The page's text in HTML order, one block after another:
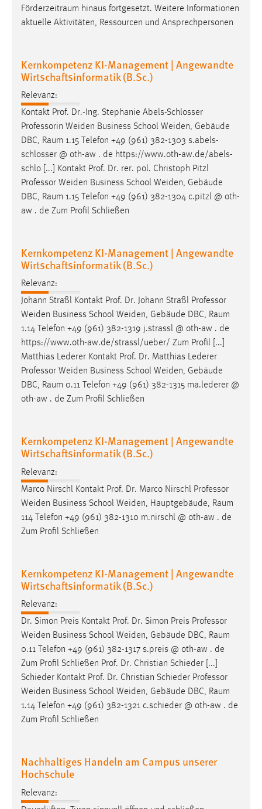
Förderzeitraum hinaus fortgesetzt. Weitere Informationen
aktuelle Aktivitäten, Ressourcen und Ansprechpersonen
Kernkompetenz KI-Management | Angewandte
Wirtschaftsinformatik (B.Sc.)
Relevanz:
Kontakt Prof. Dr.-Ing. Stephanie Abels-Schlosser
Professorin Weiden Business School Weiden, Gebäude
DBC, Raum 1.15 Telefon +49 (961) 382-1303 s.abels-
schlosser @ oth-aw . de https://www.oth-aw.de/abels-
schlo [...] Kontakt Prof. Dr. rer. pol. Christoph Pitzl
Professor Weiden Business School Weiden, Gebäude
DBC, Raum 1.15 Telefon +49 (961) 382-1304 c.pitzl @ oth-
aw . de Zum Profil Schließen
Kernkompetenz KI-Management | Angewandte
Wirtschaftsinformatik (B.Sc.)
Relevanz:
Johann Straßl Kontakt Prof. Dr. Johann Straßl Professor
Weiden Business School Weiden, Gebäude DBC, Raum
1.14 Telefon +49 (961) 382-1319 j.strassl @ oth-aw . de
https://www.oth-aw.de/strassl/ueber/ Zum Profil [...]
Matthias Lederer Kontakt Prof. Dr. Matthias Lederer
Professor Weiden Business School Weiden, Gebäude
DBC, Raum 0.11 Telefon +49 (961) 382-1315 ma.lederer @
oth-aw . de Zum Profil Schließen
Kernkompetenz KI-Management | Angewandte
Wirtschaftsinformatik (B.Sc.)
Relevanz:
Marco Nirschl Kontakt Prof. Dr. Marco Nirschl Professor
Weiden Business School Weiden, Hauptgebäude, Raum
114 Telefon +49 (961) 382-1310 m.nirschl @ oth-aw . de
Zum Profil Schließen
Kernkompetenz KI-Management | Angewandte
Wirtschaftsinformatik (B.Sc.)
Relevanz:
Dr. Simon Preis Kontakt Prof. Dr. Simon Preis Professor
Weiden Business School Weiden, Gebäude DBC, Raum
0.11 Telefon +49 (961) 382-1317 s.preis @ oth-aw . de
Zum Profil Schließen Prof. Dr. Christian Schieder [...]
Schieder Kontakt Prof. Dr. Christian Schieder Professor
Weiden Business School Weiden, Gebäude DBC, Raum
1.14 Telefon +49 (961) 382-1321 c.schieder @ oth-aw . de
Zum Profil Schließen
Nachhaltiges Handeln am Campus unserer
Hochschule
Relevanz: